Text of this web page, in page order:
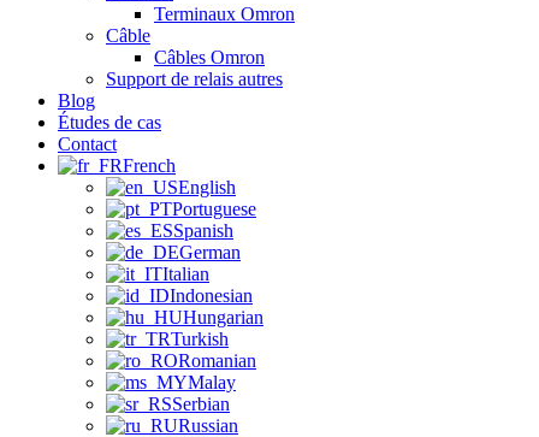
Terminaux Omron
Câble
Câbles Omron
Support de relais autres
Blog
Études de cas
Contact
French
English
Portuguese
Spanish
German
Italian
Indonesian
Hungarian
Turkish
Romanian
Malay
Serbian
Russian